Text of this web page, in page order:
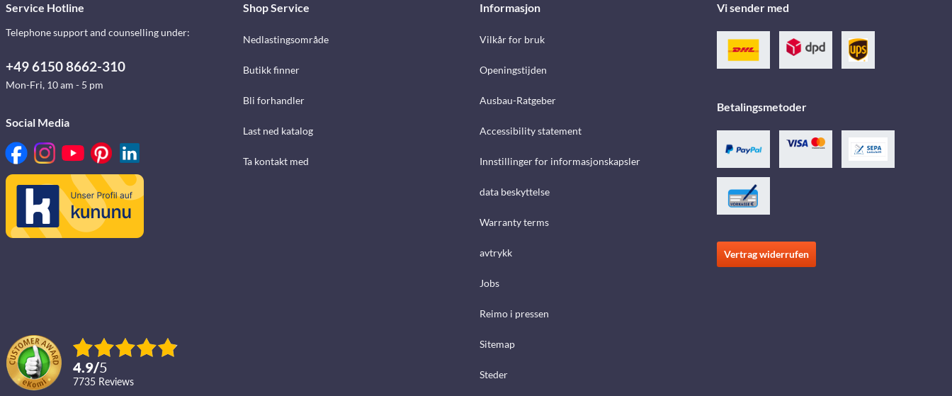
Service Hotline
Telephone support and counselling under:
+49 6150 8662-310
Mon-Fri, 10 am - 5 pm
Social Media
4.9/5
7735 reviews
Shop Service
Nedlastingsområde
Butikk finner
Bli forhandler
Last ned katalog
Ta kontakt med
Informasjon
Vilkår for bruk
Openingstijden
Ausbau-Ratgeber
Accessibility statement
Innstillinger for informasjonskapsler
data beskyttelse
Warranty terms
avtrykk
Jobs
Reimo i pressen
Sitemap
Steder
Vi sender med
Betalingsmetoder
Vertrag widerrufen